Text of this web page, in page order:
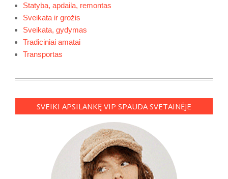
Statyba, apdaila, remontas
Sveikata ir grožis
Sveikata, gydymas
Tradiciniai amatai
Transportas
SVEIKI APSILANKĘ VIP SPAUDA SVETAINĖJE